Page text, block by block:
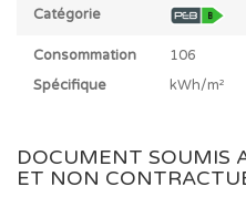
Catégorie
Consommation
Spécifique
106
kWh/m²
DOCUMENT SOUMIS
ET NON